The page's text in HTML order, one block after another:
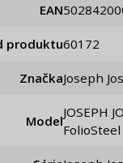
EAN
produktu 60172
Značka Joseph
Model
JOSEPH JOSEPH RoseGold
FolioSteel